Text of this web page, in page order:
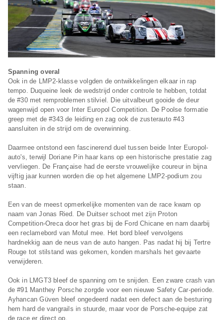
Spanning overal
Ook in de LMP2-klasse volgden de ontwikkelingen elkaar in rap
tempo. Duqueine leek de wedstrijd onder controle te hebben, totdat
de #30 met remproblemen stilviel. Die uitvalbeurt gooide de deur
wagenwijd open voor Inter Europol Competition. De Poolse formatie
greep met de #343 de leiding en zag ook de zusterauto #43
aansluiten in de strijd om de overwinning.
Daarmee ontstond een fascinerend duel tussen beide Inter Europol-
auto's, terwijl Doriane Pin haar kans op een historische prestatie zag
vervliegen. De Française had de eerste vrouwelijke coureur in bijna
vijftig jaar kunnen worden die op het algemene LMP2-podium zou
staan.
Een van de meest opmerkelijke momenten van de race kwam op
naam van Jonas Ried. De Duitser schoot met zijn Proton
Competition-Oreca door het gras bij de Ford Chicane en nam daarbij
een reclamebord van Motul mee. Het bord bleef vervolgens
hardnekkig aan de neus van de auto hangen. Pas nadat hij bij Tertre
Rouge tot stilstand was gekomen, konden marshals het gevaarte
verwijderen.
Ook in LMGT3 bleef de spanning om te snijden. Een zware crash van
de #91 Manthey Porsche zorgde voor een nieuwe Safety Car-periode.
Ayhancan Güven bleef ongedeerd nadat een defect aan de besturing
hem hard de vangrails in stuurde, maar voor de Porsche-equipe zat
de race er direct op.